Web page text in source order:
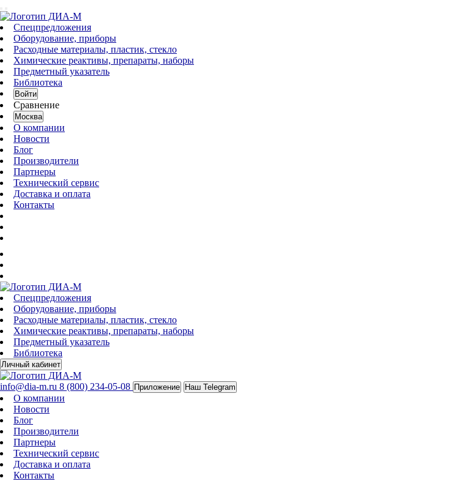
Спецпредложения
Оборудование, приборы
Расходные материалы, пластик, стекло
Химические реактивы, препараты, наборы
Предметный указатель
Библиотека
Войти
Сравнение
Москва
О компании
Новости
Блог
Производители
Партнеры
Технический сервис
Доставка и оплата
Контакты
Спецпредложения
Оборудование, приборы
Расходные материалы, пластик, стекло
Химические реактивы, препараты, наборы
Предметный указатель
Библиотека
Личный кабинет
info@dia-m.ru 8 (800) 234-05-08 Приложение Наш Telegram
О компании
Новости
Блог
Производители
Партнеры
Технический сервис
Доставка и оплата
Контакты